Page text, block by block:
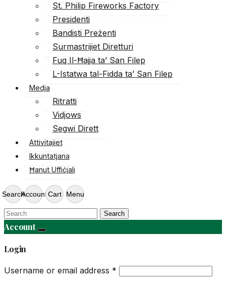
St. Philip Fireworks Factory
Presidenti
Bandisti Preżenti
Surmastrijiet Diretturi
Fuq Il-Ħajja ta’ San Filep
L-Istatwa tal-Fidda ta’ San Filep
Medja
Ritratti
Vidjows
Segwi Dirett
Attivitajiet
Ikkuntatjana
Ħanut Uffiċjali
SearchAccount Cart Menu
Search
Account
Login
Username or email address *